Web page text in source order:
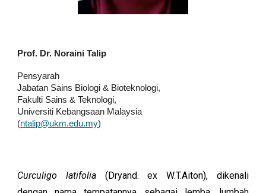
Prof. Dr. Noraini Talip
Pensyarah
Jabatan Sains Biologi & Bioteknologi,
Fakulti Sains & Teknologi,
Universiti Kebangsaan Malaysia
(ntalip@ukm.edu.my)
Curculigo latifolia (Dryand. ex W.T.Aiton), dikenali